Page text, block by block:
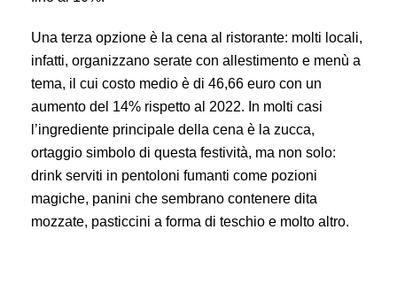
Una terza opzione è la cena al ristorante: molti locali,
infatti, organizzano serate con allestimento e menù a
tema, il cui costo medio è di 46,66 euro con un
aumento del 14% rispetto al 2022. In molti casi
l’ingrediente principale della cena è la zucca,
ortaggio simbolo di questa festività, ma non solo:
drink serviti in pentoloni fumanti come pozioni
magiche, panini che sembrano contenere dita
mozzate, pasticcini a forma di teschio e molto altro.